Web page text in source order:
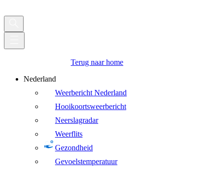
Terug naar home
Nederland
Weerbericht Nederland
Hooikoortsweerbericht
Neerslagradar
Weerflits
Gezondheid
Gevoelstemperatuur